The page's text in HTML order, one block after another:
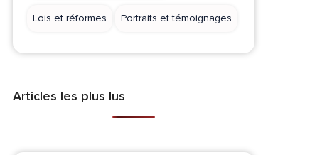
Lois et réformes Portraits et témoignages
Articles les plus lus